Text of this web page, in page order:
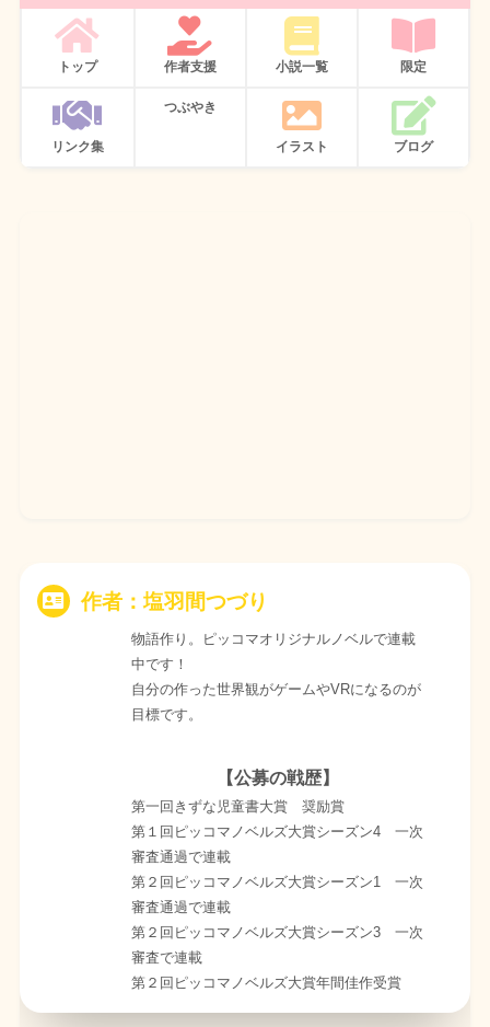
トップ 作者支援 小説一覧 限定
リンク集
つぶやき
イラスト ブログ
作者：塩羽間つづり
物語作り。ピッコマオリジナルノベルで連載
中です！
自分の作った世界観がゲームやVRになるのが
目標です。
【公募の戦歴】
第一回きずな児童書大賞 奨励賞
第１回ピッコマノベルズ大賞シーズン4 一次
審査通過で連載
第２回ピッコマノベルズ大賞シーズン1 一次
審査通過で連載
第２回ピッコマノベルズ大賞シーズン3 一次
審査で連載
第２回ピッコマノベルズ大賞年間佳作受賞